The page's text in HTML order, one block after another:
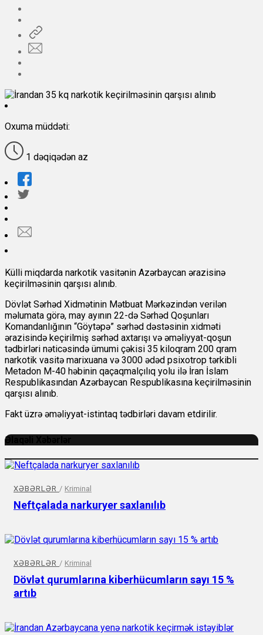
Oxuma müddəti:
1 dəqiqədən az
Külli miqdarda narkotik vasitənin Azərbaycan ərazisinə
keçirilməsinin qarşısı alınıb.
Dövlət Sərhəd Xidmətinin Mətbuat Mərkəzindən verilən
məlumata görə, may ayının 22-də Sərhəd Qoşunları
Komandanlığının “Göytəpə” sərhəd dəstəsinin xidməti
ərazisində keçirilmiş sərhəd axtarışı və əməliyyat-qoşun
tədbirləri nəticəsində ümumi çəkisi 35 kiloqram 200 qram
narkotik vasitə marixuana və 3000 ədəd psixotrop tərkibli
Metadon M-40 həbinin qaçaqmalçılıq yolu ilə İran İslam
Respublikasından Azərbaycan Respublikasına keçirilməsinin
qarşısı alınıb.
Fakt üzrə əməliyyat-istintaq tədbirləri davam etdirilir.
Əlaqəli Xəbərlər
XƏBƏRLƏR / Kriminal
Neftçalada narkuryer saxlanılıb
XƏBƏRLƏR / Kriminal
Dövlət qurumlarına kiberhücumların sayı 15 %
artıb